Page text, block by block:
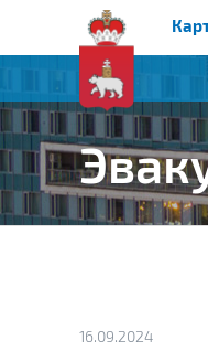
16.09.2024